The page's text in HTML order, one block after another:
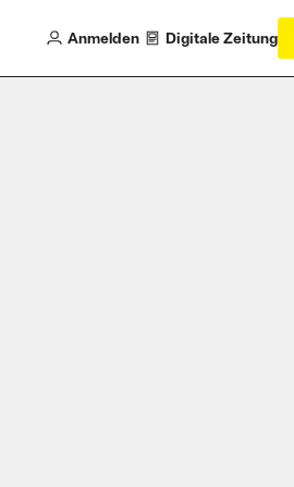
Anmelden Digitale Zeitung